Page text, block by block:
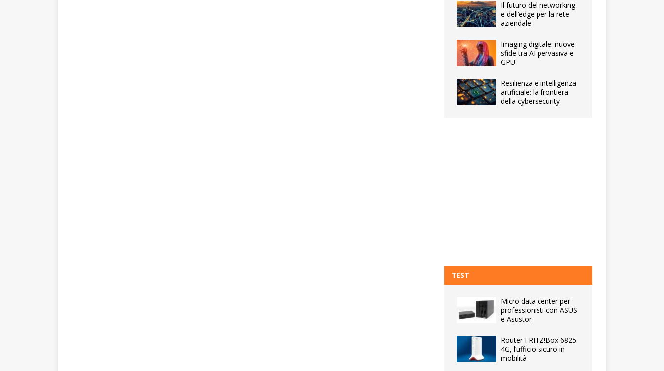
Il futuro del networking
e dell’edge per la rete
aziendale
Imaging digitale: nuove
sfide tra AI pervasiva e
GPU
Resilienza e intelligenza
artificiale: la frontiera
della cybersecurity
TEST
Micro data center per
professionisti con ASUS
e Asustor
Router FRITZ!Box 6825
4G, l’ufficio sicuro in
mobilità